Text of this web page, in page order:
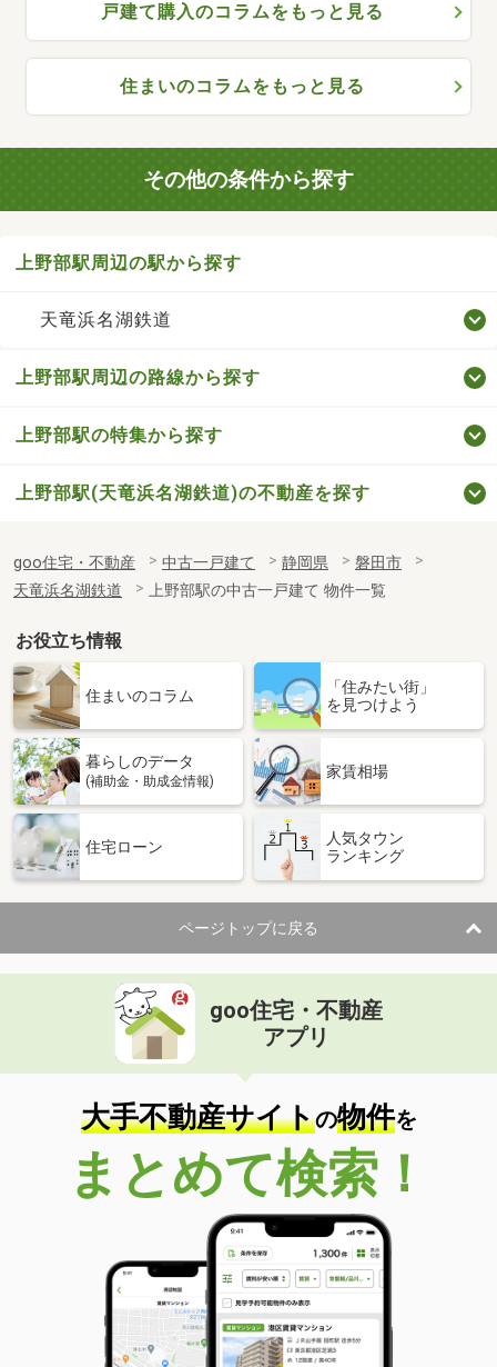
戸建て購入のコラムをもっと見る
住まいのコラムをもっと見る
その他の条件から探す
上野部駅周辺の駅から探す
天竜浜名湖鉄道
上野部駅周辺の路線から探す
上野部駅の特集から探す
上野部駅(天竜浜名湖鉄道)の不動産を探す
goo住宅・不動産 中古一戸建て 静岡県
磐田市
天竜浜名湖鉄道
上野部駅の中古一戸建て 物件一覧
お役立ち情報
住まいのコラム
「住みたい街」
を見つけよう
暮らしのデータ
(補助金・助成金情報)
家賃相場
住宅ローン
人気タウン
ランキング
ページトップに戻る
goo住宅・不動産
アプリ
大手不動産サイトの物件を
まとめて検索！